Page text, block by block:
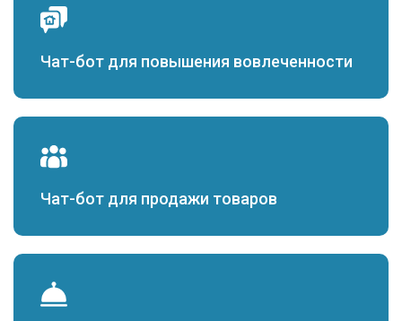
Чат-бот для повышения вовлеченности
Чат-бот для продажи товаров